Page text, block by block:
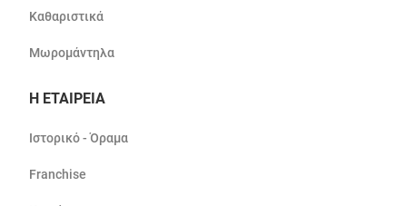
Καθαριστικά
Μωρομάντηλα
Η ΕΤΑΙΡΕΙΑ
Ιστορικό - Όραμα
Franchise